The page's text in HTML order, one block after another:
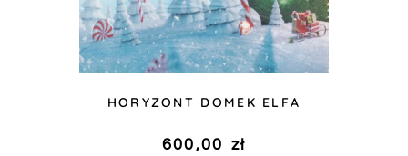
HORYZONT DOMEK ELFA
600,00 zł